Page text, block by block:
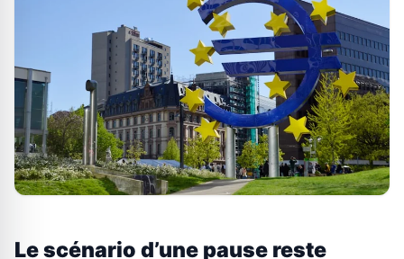
Le scénario d’une pause reste